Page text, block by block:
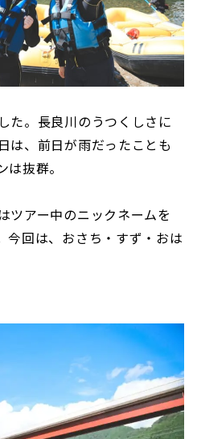
た。長良川のうつくしさに
は、前日が雨だったことも
抜群。
ツアー中のニックネームを
今回は、おさち・すず・おは